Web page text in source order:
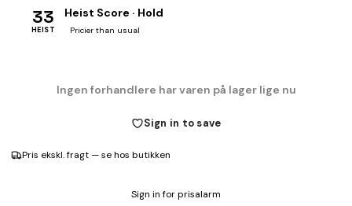
33
HEIST
Heist Score · Hold
Pricier than usual
Ingen forhandlere har varen på lager lige nu
Sign in to save
Pris ekskl. fragt — se hos butikken
Sign in for prisalarm